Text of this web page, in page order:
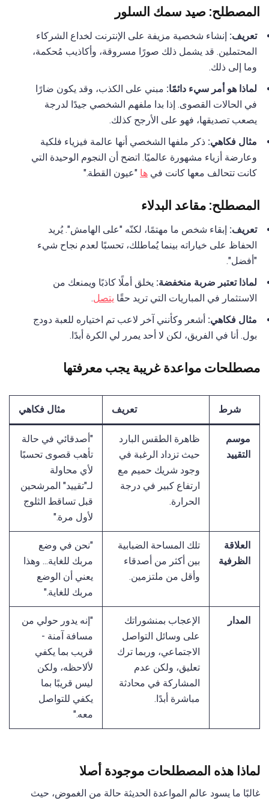
المصطلح: صيد سمك السلور
تعريف: إنشاء شخصية مزيفة على الإنترنت لخداع الشركاء
المحتملين. قد يشمل ذلك صورًا مسروقة، وأكاذيب مُحكمة،
وما إلى ذلك.
لماذا هو أمر سيء دائمًا: مبني على الكذب، وقد يكون ضارًا
في الحالات القصوى. إذا بدا ملفهم الشخصي جيدًا لدرجة
يصعب تصديقها، فهو على الأرجح كذلك.
مثال فكاهي: ذكر ملفها الشخصي أنها عالمة فيزياء فلكية
وعارضة أزياء مشهورة عالميًا. اتضح أن النجوم الوحيدة التي
كانت تتحالف معها كانت في ها "عيون القطة."
المصطلح: مقاعد البدلاء
تعريف: إبقاء شخص ما مهتمًا، لكنّه "على الهامش". يُريد
الحفاظ على خياراته بينما يُماطلك، تحسبًا لعدم نجاح شيء
"أفضل".
لماذا تعتبر ضربة منخفضة: يخلق أملًا كاذبًا ويمنعك من
الاستثمار في المباريات التي تريد حقًا يتصل.
مثال فكاهي: أشعر وكأنني آخر لاعب تم اختياره للعبة دودج
بول. أنا في الفريق، لكن لا أحد يمرر لي الكرة أبدًا.
مصطلحات مواعدة غريبة يجب معرفتها
شرط تعريف مثال فكاهي
موسم
التقييد
ظاهرة الطقس البارد
حيث تزداد الرغبة في
وجود شريك حميم مع
ارتفاع كبير في درجة
الحرارة.
"أصدقائي في حالة
تأهب قصوى تحسبًا
لأي محاولة
لـ"تقييد" المرشحين
قبل تساقط الثلوج
لأول مرة."
العلاقة
الظرفية
تلك المساحة الضبابية
بين أكثر من أصدقاء
وأقل من ملتزمين.
"نحن في وضع
مربك للغاية... وهذا
يعني أن الوضع
مربك للغاية."
المدار
الإعجاب بمنشوراتك
على وسائل التواصل
الاجتماعي، وربما ترك
تعليق، ولكن عدم
المشاركة في محادثة
مباشرة أبدًا.
"إنه يدور حولي من
مسافة آمنة -
قريب بما يكفي
لألاحظه، ولكن
ليس قريبًا بما
يكفي للتواصل
معه."
لماذا هذه المصطلحات موجودة أصلا
غالبًا ما يسود عالم المواعدة الحديثة حالة من الغموض، حيث